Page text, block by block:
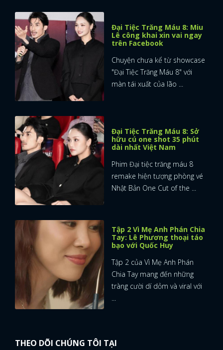
Đại Tiệc Trăng Máu 8: Miu
Lê công khai xin vai ngay
trên Facebook
Chuyện chưa kể từ showcase
"Đại Tiệc Trăng Máu 8" với
màn tái xuất của lão ...
Đại Tiệc Trăng Máu 8: Sở
hữu cú one shot 35 phút
dài nhất Việt Nam
Phim Đại tiệc trăng máu 8
remake hiện tượng phòng vé
Nhật Bản One Cut of the ...
Tập 2 Vì Mẹ Anh Phán Chia
Tay: Lê Phương thoại táo
bạo với Quốc Huy
Tập 2 của Vì Mẹ Anh Phán
Chia Tay mang đến những
tràng cười dí dỏm và viral với
...
THEO DÕI CHÚNG TÔI TẠI